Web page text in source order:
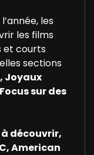
les
les films
et courts
sections
Joyaux
sur des
découvrir,
American